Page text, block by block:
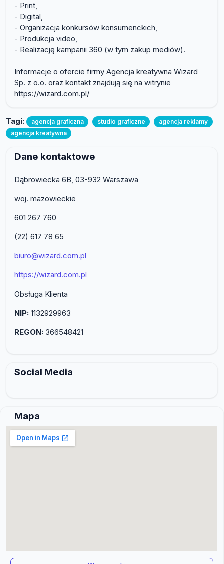
- Print,
- Digital,
- Organizacja konkursów konsumenckich,
- Produkcja video,
- Realizację kampanii 360 (w tym zakup mediów).
Informacje o ofercie firmy Agencja kreatywna Wizard
Sp. z o.o. oraz kontakt znajdują się na witrynie
https://wizard.com.pl/
Tagi: agencja graficzna studio graficzne
agencja reklamy
agencja kreatywna
Dane kontaktowe
Dąbrowiecka 6B, 03-932 Warszawa
woj. mazowieckie
601 267 760
(22) 617 78 65
biuro@wizard.com.pl
https://wizard.com.pl
Obsługa Klienta
NIP: 1132929963
REGON: 366548421
Social Media
Mapa